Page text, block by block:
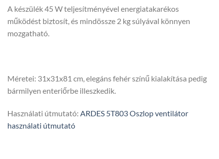
A készülék 45 W teljesítményével energiatakarékos
működést biztosít, és mindössze 2 kg súlyával könnyen
mozgatható.
Méretei: 31x31x81 cm, elegáns fehér színű kialakítása pedig
bármilyen enteriőrbe illeszkedik.
Használati útmutató: ARDES 5T803 Oszlop ventilátor
használati útmutató